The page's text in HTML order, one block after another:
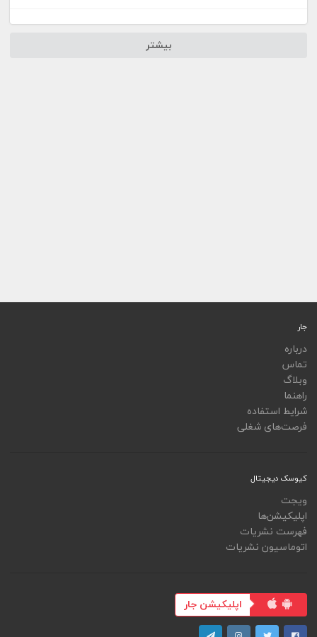
جار
درباره
تماس
وبلاگ
راهنما
شرایط استفاده
فرصت‌های شغلی
کیوسک دیجیتال
ویجت
اپلیکیشن‌ها
فهرست نشریات
اتوماسیون نشریات
اپلیکیشن جار